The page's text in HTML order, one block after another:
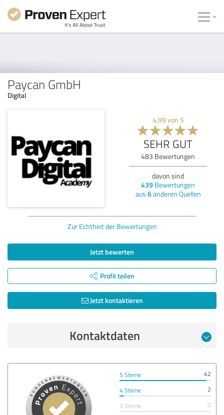
Paycan GmbH
Digital
4,99von 5
SEHR GUT
483 Bewertungen
davon sind
439 Bewertungen
aus 6anderen Quellen
Zur Echtheit der Bewertungen
Jetzt bewerten
Profil teilen
Jetzt kontaktieren
Kontaktdaten
5 Sterne
42
4 Sterne
2
3 Sterne
0